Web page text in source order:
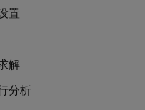
置
解
分析